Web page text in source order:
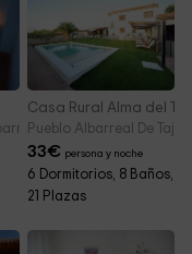
(Toledo)
Casa Rural Alma del
Pueblo Albarreal De Tajo
33€ persona y noche
6 Dormitorios, 8 Baños,
21 Plazas